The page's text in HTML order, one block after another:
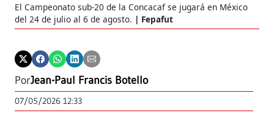
El Campeonato sub-20 de la Concacaf se jugará en México
del 24 de julio al 6 de agosto.
Fepafut
PorJean-Paul Francis Botello
07/05/2026 12:33